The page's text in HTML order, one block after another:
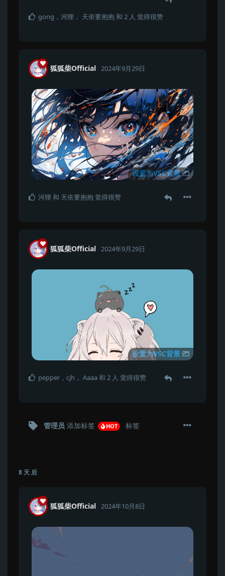
gong ， 河狸 ， 天依要抱抱和 2 人 觉得很赞
狐狐柴Official 2024年9月29日
设置为VSC背景
河狸 和 天依要抱抱觉得很赞
狐狐柴Official 2024年9月29日
设置为VSC背景
pepper ， cjh ， Aaaa和 2 人 觉得很赞
管理员 添加标签 HOT 标签
8 天 后
狐狐柴Official 2024年10月8日